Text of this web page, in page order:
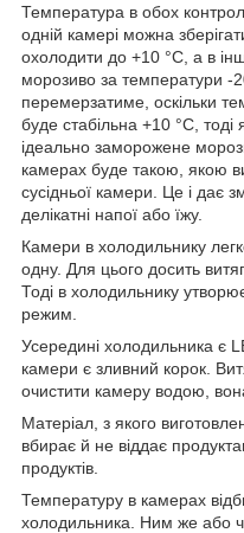
Температура в обох
одній камері можна
охолодити до +10 °C, а в
морозиво за температури -
перемерзатиме, оскільки
буде стабільна +10 °C,
ідеально заморожене
камерах буде такою, якою
сусідньої камери. Це і дає
делікатні напої або їжу.
Камери в холодильнику
одну. Для цього досить
Тоді в холодильнику
режим.
Усередині холодильника є
камери є зливний корок.
очистити камеру водою,
Матеріал, з якого
вбирає й не віддає
продуктів.
Температуру в камерах
холодильника. Ним же або